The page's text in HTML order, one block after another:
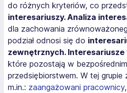
do różnych kryteriów, co
interesariuszy. Analiza
dla zachowania
podział odnosi się do
zewnętrznych.
które pozostają w
przedsiębiorstwem. W tej grupie
m.in.: zaangażowani pracownicy